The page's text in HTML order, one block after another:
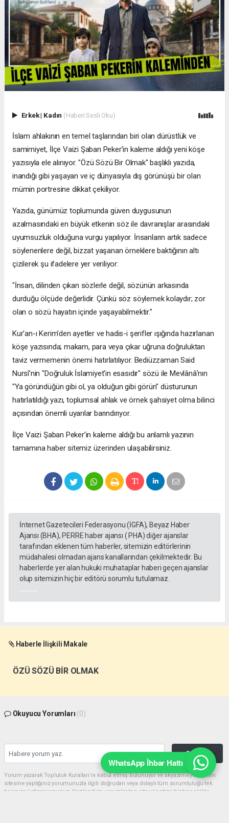
Erkek| Kadın (Haberi Sesli Oku)
İslam ahlakının en temel taşlarından biri olan dürüstlük ve
samimiyet, İlçe Vaizi Şaban Peker’in kaleme aldığı yeni köşe
yazısıyla ele alınıyor. "Özü Sözü Bir Olmak" başlıklı yazıda,
inandığı gibi yaşayan ve iç dünyasıyla dış görünüşü bir olan
mümin portresine dikkat çekiliyor.
​Yazıda, günümüz toplumunda güven duygusunun
azalmasındaki en büyük etkenin söz ile davranışlar arasındaki
uyumsuzluk olduğuna vurgu yapılıyor. İnsanların artık sadece
söylenenlere değil, bizzat yaşanan örneklere baktığının altı
çizilerek şu ifadelere yer veriliyor:
​"İnsan, dilinden çıkan sözlerle değil, sözünün arkasında
durduğu ölçüde değerlidir. Çünkü söz söylemek kolaydır; zor
olan o sözü hayatın içinde yaşayabilmektir."
​Kur'an-ı Kerim'den ayetler ve hadis-i şerifler ışığında hazırlanan
köşe yazısında; makam, para veya çıkar uğruna doğruluktan
taviz vermemenin önemi hatırlatılıyor. Bediüzzaman Said
Nursî’nin "Doğruluk İslamiyet'in esasıdır" sözü ile Mevlânâ’nın
"Ya göründüğün gibi ol, ya olduğun gibi görün" düsturunun
hatırlatıldığı yazı, toplumsal ahlak ve örnek şahsiyet olma bilinci
açısından önemli uyarılar barındırıyor.
​İlçe Vaizi Şaban Peker’in kaleme aldığı bu anlamlı yazının
tamamına haber sitemiz üzerinden ulaşabilirsiniz.
İnternet Gazetecileri Federasyonu (İGFA), Beyaz Haber
Ajansı (BHA), PERRE haber ajansı ( PHA) diğer ajanslar
tarafından eklenen tüm haberler, sitemizin editörlerinin
müdahalesi olmadan ajans kanallarından çekilmektedir. Bu
haberlerde yer alan hukuki muhataplar haberi geçen ajanslar
olup sitemizin hiç bir editörü sorumlu tutulamaz.
Haberle İlişkili Makale
ÖZÜ SÖZÜ BİR OLMAK
Okuyucu Yorumları (0)
Gönder
Yorum yazarak Topluluk Kuralları’nı kabul etmiş bulunuyor ve akyazimeydan.com
sitesine yaptığınız yorumunuzla ilgili doğrudan veya dolaylı tüm sorumluluğu tek
başınıza üstleniyorsunuz. Yazılan tüm yorumlardan site yönetimi hiçbir şekilde
WhatsApp İhbar Hattı